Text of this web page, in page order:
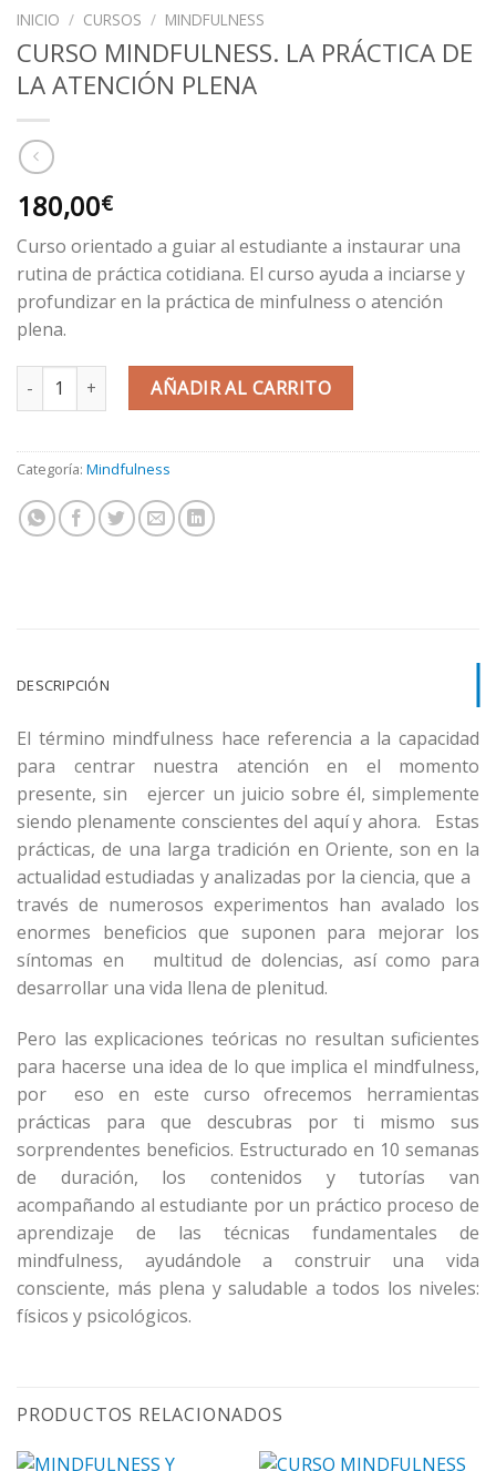
INICIO / CURSOS / MINDFULNESS
CURSO MINDFULNESS. LA PRÁCTICA DE
LA ATENCIÓN PLENA
180,00€
Curso orientado a guiar al estudiante a instaurar una
rutina de práctica cotidiana. El curso ayuda a inciarse y
profundizar en la práctica de minfulness o atención
plena.
CURSO MINDFULNESS. LA PRÁCTICA DE LA ATENCIÓN PLENA
AÑADIR AL CARRITO
Categoría: Mindfulness
DESCRIPCIÓN
El término mindfulness hace referencia a la capacidad
para centrar nuestra atención en el momento
presente, sin ejercer un juicio sobre él, simplemente
siendo plenamente conscientes del aquí y ahora. Estas
prácticas, de una larga tradición en Oriente, son en la
actualidad estudiadas y analizadas por la ciencia, que a
través de numerosos experimentos han avalado los
enormes beneficios que suponen para mejorar los
síntomas en multitud de dolencias, así como para
desarrollar una vida llena de plenitud.
Pero las explicaciones teóricas no resultan suficientes
para hacerse una idea de lo que implica el mindfulness,
por eso en este curso ofrecemos herramientas
prácticas para que descubras por ti mismo sus
sorprendentes beneficios. Estructurado en 10 semanas
de duración, los contenidos y tutorías van
acompañando al estudiante por un práctico proceso de
aprendizaje de las técnicas fundamentales de
mindfulness, ayudándole a construir una vida
consciente, más plena y saludable a todos los niveles:
físicos y psicológicos.
PRODUCTOS RELACIONADOS